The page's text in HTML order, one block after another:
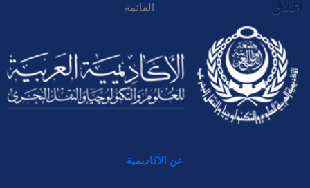
إغلاق القائمة
عن الأكاديمية